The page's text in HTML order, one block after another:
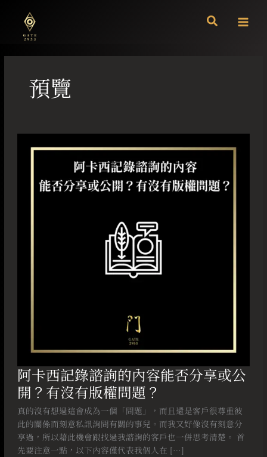
內
預覽
阿卡西記錄諮詢的內容能否分享或公
開？有沒有版權問題？
真的沒有想過這會成為一個「問題」，而且還是客戶很尊重彼
此的關係而刻意私訊詢問有關的事兒。而我又好像沒有刻意分
享過，所以藉此機會跟找過我諮詢的客戶也一併思考清楚。 首
先要注意一點，以下內容僅代表我個人在 […]
有
版
權
問
題？